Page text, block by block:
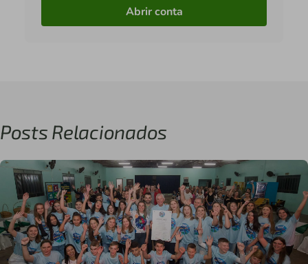
Abrir conta
Posts Relacionados